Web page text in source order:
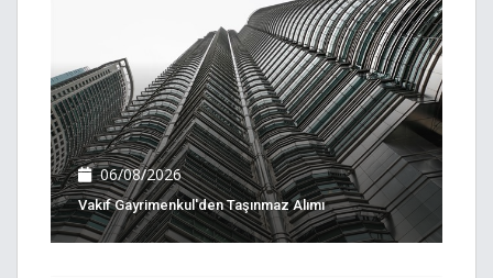
06/08/2026
Vakıf Gayrimenkul'den Taşınmaz Alımı